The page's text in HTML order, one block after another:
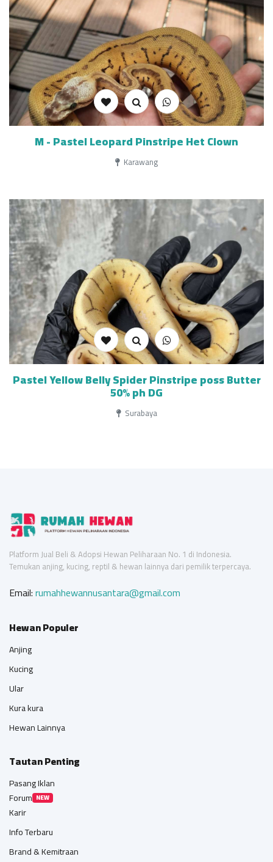
M - Pastel Leopard Pinstripe Het Clown
Karawang
Pastel Yellow Belly Spider Pinstripe poss Butter
50% ph DG
Surabaya
Platform Jual Beli & Adopsi Hewan Peliharaan No. 1 di Indonesia.
Temukan anjing, kucing, reptil & hewan lainnya dari pemilik terpercaya.
Email:rumahhewannusantara@gmail.com
Hewan Populer
Anjing
Kucing
Ular
Kura kura
Hewan Lainnya
Tautan Penting
Pasang Iklan
Forum NEW
Karir
Info Terbaru
Brand & Kemitraan